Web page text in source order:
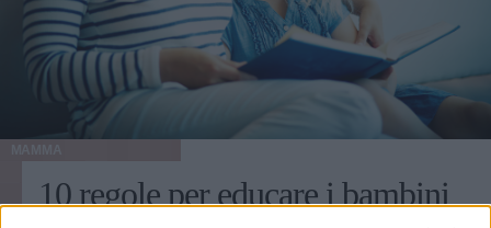
10 regole per educare i bambini